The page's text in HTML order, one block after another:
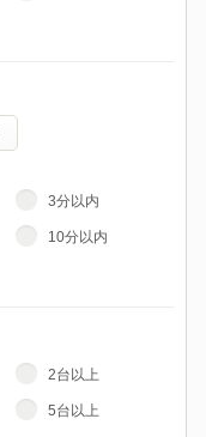
3分以内
10分以内
2台以上
5台以上